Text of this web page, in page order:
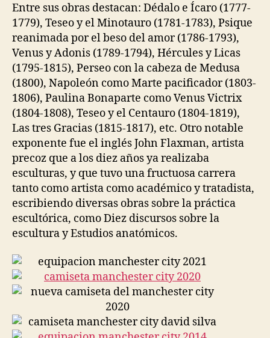
Entre sus obras destacan: Dédalo e Ícaro (1777-
1779), Teseo y el Minotauro (1781-1783), Psique
reanimada por el beso del amor (1786-1793),
Venus y Adonis (1789-1794), Hércules y Licas
(1795-1815), Perseo con la cabeza de Medusa
(1800), Napoleón como Marte pacificador (1803-
1806), Paulina Bonaparte como Venus Victrix
(1804-1808), Teseo y el Centauro (1804-1819),
Las tres Gracias (1815-1817), etc. Otro notable
exponente fue el inglés John Flaxman, artista
precoz que a los diez años ya realizaba
esculturas, y que tuvo una fructuosa carrera
tanto como artista como académico y tratadista,
escribiendo diversas obras sobre la práctica
escultórica, como Diez discursos sobre la
escultura y Estudios anatómicos.